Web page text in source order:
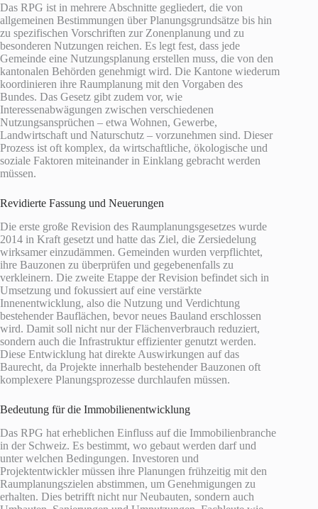
Das RPG ist in mehrere Abschnitte gegliedert, die von
allgemeinen Bestimmungen über Planungsgrundsätze bis hin
zu spezifischen Vorschriften zur Zonenplanung und zu
besonderen Nutzungen reichen. Es legt fest, dass jede
Gemeinde eine Nutzungsplanung erstellen muss, die von den
kantonalen Behörden genehmigt wird. Die Kantone wiederum
koordinieren ihre Raumplanung mit den Vorgaben des
Bundes. Das Gesetz gibt zudem vor, wie
Interessenabwägungen zwischen verschiedenen
Nutzungsansprüchen – etwa Wohnen, Gewerbe,
Landwirtschaft und Naturschutz – vorzunehmen sind. Dieser
Prozess ist oft komplex, da wirtschaftliche, ökologische und
soziale Faktoren miteinander in Einklang gebracht werden
müssen.
Revidierte Fassung und Neuerungen
Die erste große Revision des Raumplanungsgesetzes wurde
2014 in Kraft gesetzt und hatte das Ziel, die Zersiedelung
wirksamer einzudämmen. Gemeinden wurden verpflichtet,
ihre Bauzonen zu überprüfen und gegebenenfalls zu
verkleinern. Die zweite Etappe der Revision befindet sich in
Umsetzung und fokussiert auf eine verstärkte
Innenentwicklung, also die Nutzung und Verdichtung
bestehender Bauflächen, bevor neues Bauland erschlossen
wird. Damit soll nicht nur der Flächenverbrauch reduziert,
sondern auch die Infrastruktur effizienter genutzt werden.
Diese Entwicklung hat direkte Auswirkungen auf das
Baurecht, da Projekte innerhalb bestehender Bauzonen oft
komplexere Planungsprozesse durchlaufen müssen.
Bedeutung für die Immobilienentwicklung
Das RPG hat erheblichen Einfluss auf die Immobilienbranche
in der Schweiz. Es bestimmt, wo gebaut werden darf und
unter welchen Bedingungen. Investoren und
Projektentwickler müssen ihre Planungen frühzeitig mit den
Raumplanungszielen abstimmen, um Genehmigungen zu
erhalten. Dies betrifft nicht nur Neubauten, sondern auch